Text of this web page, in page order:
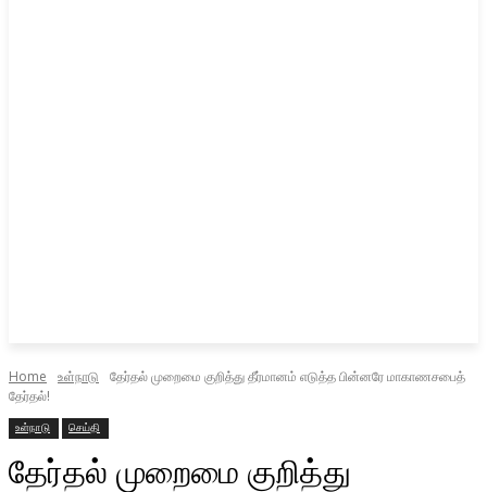
Home உள்நாடு
தேர்தல் முறைமை குறித்து தீர்மானம் எடுத்த பின்னரே மாகாணசபைத்
தேர்தல்!
உள்நாடு செய்தி
தேர்தல் முறைமை குறித்து